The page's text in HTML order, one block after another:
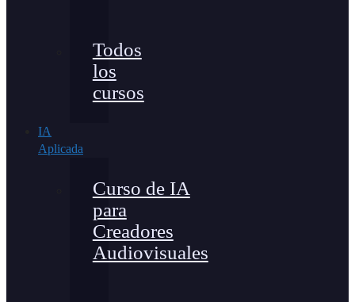
Todos
los
cursos
IA
Aplicada
Curso de IA
para
Creadores
Audiovisuales